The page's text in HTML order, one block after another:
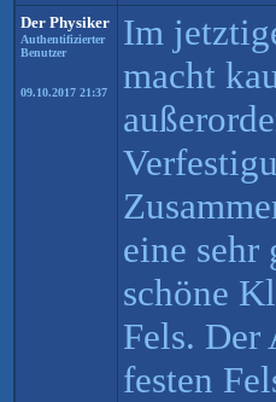
Der Physiker
Authentifizierter
Benutzer
09.10.2017 21:37
Im
macht
eine sehr
schöne
Fels. Der
festen